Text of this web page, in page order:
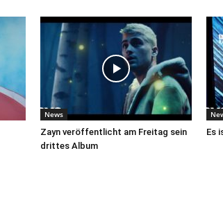
News
Zayn veröffentlicht am Freitag sein
drittes Album
Es